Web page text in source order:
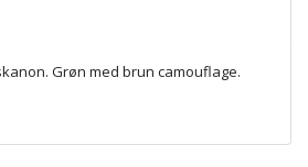
Grøn med brun camouflage.